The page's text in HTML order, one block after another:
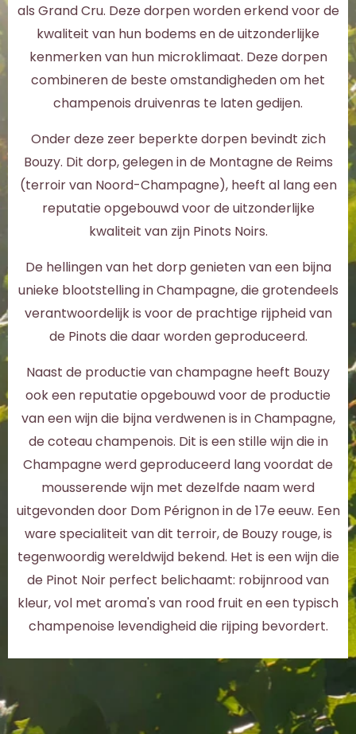
als Grand Cru. Deze dorpen worden erkend voor de
kwaliteit van hun bodems en de uitzonderlijke
kenmerken van hun microklimaat. Deze dorpen
combineren de beste omstandigheden om het
champenois druivenras te laten gedijen.
Onder deze zeer beperkte dorpen bevindt zich
Bouzy. Dit dorp, gelegen in de Montagne de Reims
(terroir van Noord-Champagne), heeft al lang een
reputatie opgebouwd voor de uitzonderlijke
kwaliteit van zijn Pinots Noirs.
De hellingen van het dorp genieten van een bijna
unieke blootstelling in Champagne, die grotendeels
verantwoordelijk is voor de prachtige rijpheid van
de Pinots die daar worden geproduceerd.
Naast de productie van champagne heeft Bouzy
ook een reputatie opgebouwd voor de productie
van een wijn die bijna verdwenen is in Champagne,
de coteau champenois. Dit is een stille wijn die in
Champagne werd geproduceerd lang voordat de
mousserende wijn met dezelfde naam werd
uitgevonden door Dom Pérignon in de 17e eeuw. Een
ware specialiteit van dit terroir, de Bouzy rouge, is
tegenwoordig wereldwijd bekend. Het is een wijn die
de Pinot Noir perfect belichaamt: robijnrood van
kleur, vol met aroma's van rood fruit en een typisch
champenoise levendigheid die rijping bevordert.